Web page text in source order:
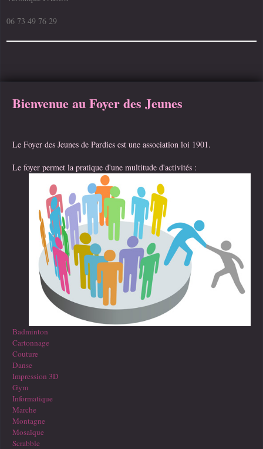
06 73 49 76 29
Bienvenue au Foyer des Jeunes
Le Foyer des Jeunes de Pardies est une association loi 1901.
Le foyer permet la pratique d'une multitude d'activités :
Badminton
Cartonnage
Couture
Danse
Impression 3D
Gym
Informatique
Marche
Montagne
Mosaïque
Scrabble